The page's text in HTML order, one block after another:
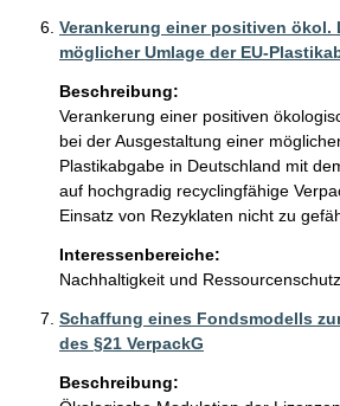
Verankerung einer positiven
möglicher Umlage der EU-
Beschreibung:
Verankerung einer positiven
bei der Ausgestaltung einer
Plastikabgabe in Deutschland mit
auf hochgradig recyclingfähige
Einsatz von Rezyklaten nicht zu
Interessenbereiche:
Nachhaltigkeit und Ressourcenschutz
Schaffung eines Fondsmodells
des §21 VerpackG
Beschreibung: